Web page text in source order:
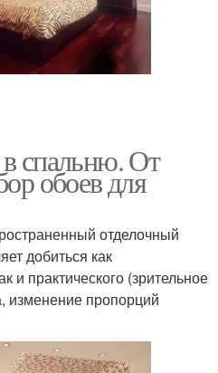
спальню. От
обоев для
отделочный
добиться как
и практического (зрительное
изменение пропорций